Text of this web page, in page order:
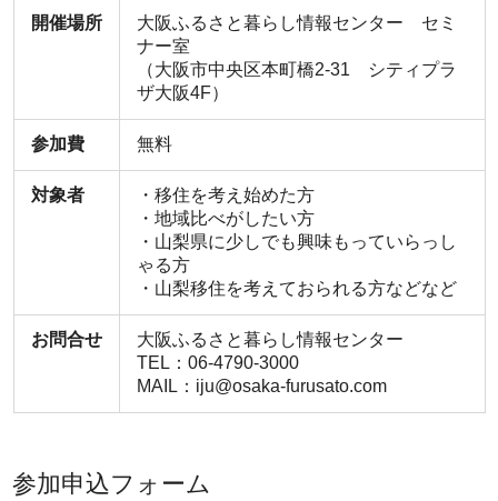
開催場所
大阪ふるさと暮らし情報センター セミ
ナー室
（大阪市中央区本町橋2-31 シティプラ
ザ大阪4F）
参加費 無料
対象者
・移住を考え始めた方
・地域比べがしたい方
・山梨県に少しでも興味もっていらっし
ゃる方
・山梨移住を考えておられる方などなど
お問合せ
大阪ふるさと暮らし情報センター
TEL：06-4790-3000
MAIL：iju@osaka-furusato.com
参加申込フォーム